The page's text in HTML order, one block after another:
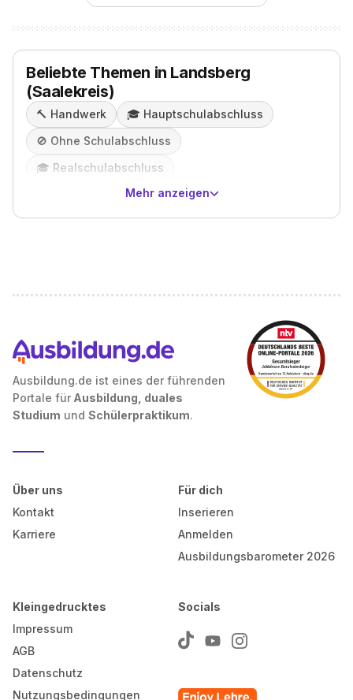
Beliebte Themen in Landsberg
(Saalekreis)
🔨 Handwerk 🎓️ Hauptschulabschluss
🚫 Ohne Schulabschluss
🎓️ Realschulabschluss
Mehr anzeigen
Ausbildung.de ist eines der führenden
Portale für Ausbildung, duales
Studium und Schülerpraktikum.
Über uns
Kontakt
Karriere
Für dich
Inserieren
Anmelden
Ausbildungsbarometer 2026
Kleingedrucktes
Impressum
AGB
Datenschutz
Nutzungsbedingungen
Socials